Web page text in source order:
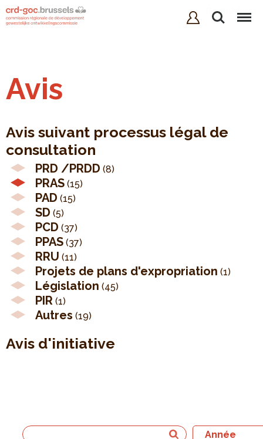
Rechercher
Menu
Avis
Avis suivant processus légal de
consultation
PRD /PRDD (8)
PRAS (15)
PAD (15)
SD (5)
PCD (37)
PPAS (37)
RRU (11)
Projets de plans d'expropriation (1)
Législation (45)
PIR (1)
Autres (19)
Avis d'initiative